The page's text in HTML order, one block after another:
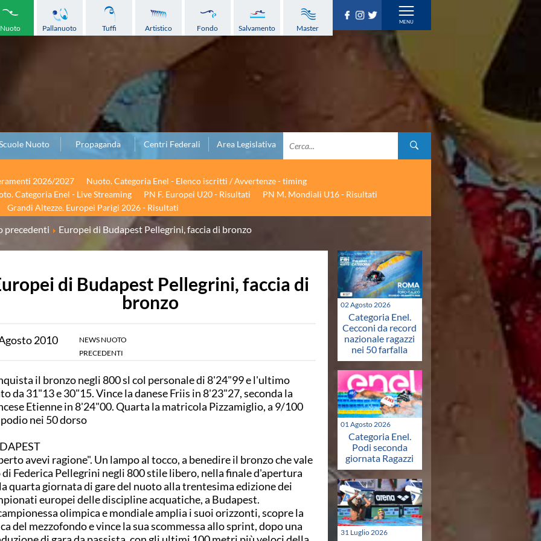
Nuoto Pallanuoto Tuffi Artistico Fondo Salvamento Master
Nuoto Propaganda Centri Federali Area Legislativa
2026/2027
Nuoto. Categoria Enel - Elenco iscritti / Avvertenze - timing
Categoria Enel - Live Streaming PN F. Europei U20 - Risultati
PN M. Mondiali U16 - Risultati
Grandi Altezze. Europei Parigi 2026 - Risultati
precedenti Europei di Budapest Pellegrini, faccia di bronzo
di Budapest Pellegrini, faccia di
bronzo
2010
NEWS NUOTO
PRECEDENTI
il bronzo negli 800 sl col personale di 8'24"99 e l'ultimo
da 31"13 e 30"15. Vince la danese Friis in 8'23"27, seconda la
Etienne in 8'24"00. Quarta la matricola Pizzamiglio, a 9/100
nei 50 dorso
avevi ragione". Un lampo al tocco, a benedire il bronzo che vale
Federica Pellegrini negli 800 stile libero, nella finale d'apertura
quarta giornata di gare del nuoto alla trentesima edizione dei
europei delle discipline acquatiche, a Budapest.
olimpica e mondiale amplia i suoi orizzonti, scopre la
del mezzofondo e vince la sua scommessa allo sprint, dopo una
02 Agosto 2026
Categoria Enel.
Cecconi da record
nazionale ragazzi
nei 50 farfalla
01 Agosto 2026
Categoria Enel.
Podi seconda
giornata Ragazzi
31 Luglio 2026